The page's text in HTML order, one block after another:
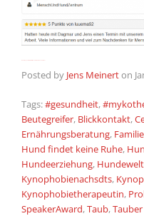
Posted by Jens Meinerton
Tags:#gesundheit,
Beutegreifer, Blickkontakt,
Ernährungsberatung,
Hund findet keine Ruhe,
Hundeerziehung,
Kynophobienachsdts,
Kynophobietherapeutin,
SpeakerAward,Taub,